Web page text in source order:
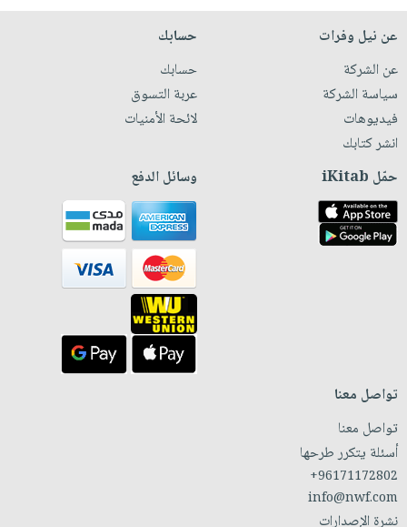
عن نيل وفرات
عن الشركة
سياسة الشركة
فيديوهات
انشر كتابك
حسابك
حسابك
عربة التسوق
لائحة الأمنيات
حمّل iKitab وسائل الدفع
تواصل معنا
تواصل معنا
أسئلة يتكرر طرحها
+96171172802
info@nwf.com
نشرة الإصدارات